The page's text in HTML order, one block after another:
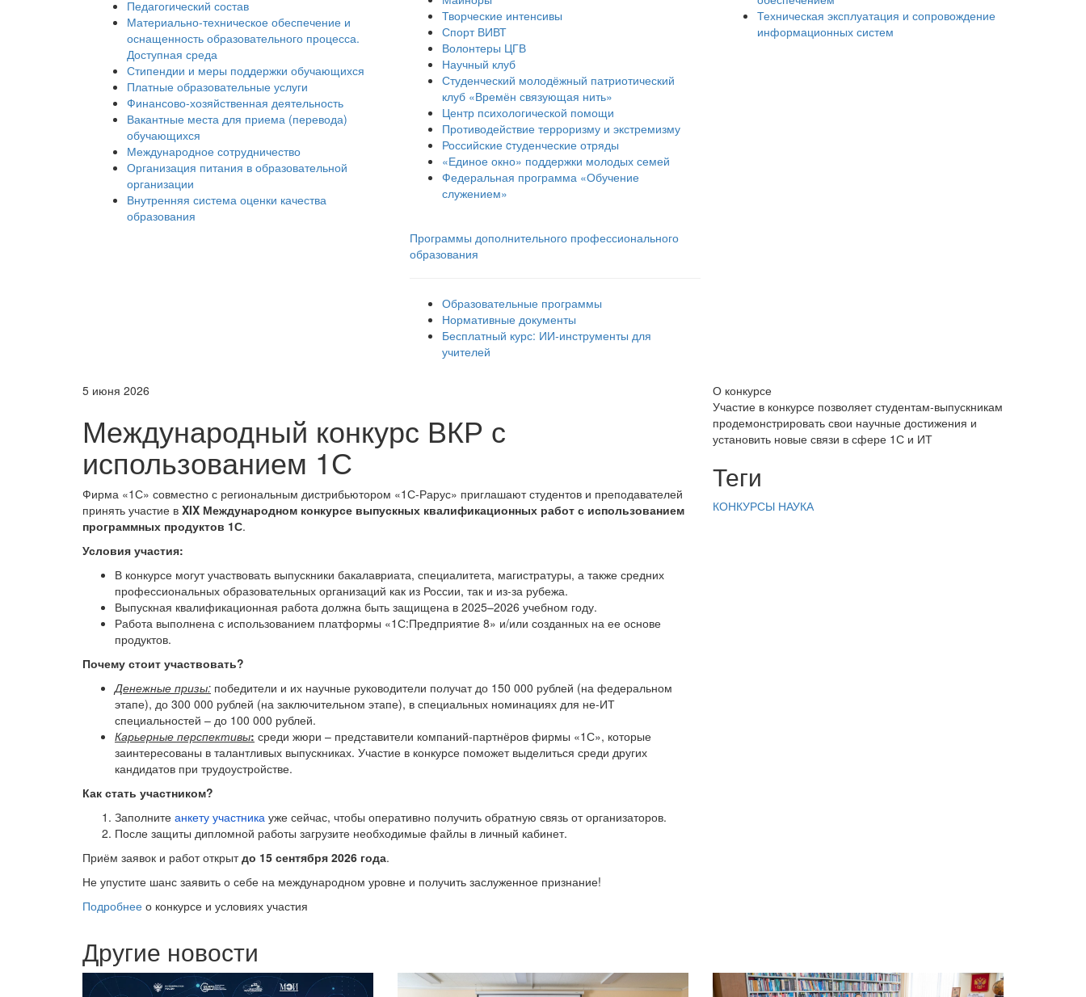
Педагогический состав
Материально-техническое обеспечение и
оснащенность образовательного процесса.
Доступная среда
Стипендии и меры поддержки обучающихся
Платные образовательные услуги
Финансово-хозяйственная деятельность
Вакантные места для приема (перевода)
обучающихся
Международное сотрудничество
Организация питания в образовательной
организации
Внутренняя система оценки качества
образования
Творческие интенсивы
Спорт ВИВТ
Волонтеры ЦГВ
Научный клуб
Студенческий молодёжный патриотический
клуб «Времён связующая нить»
Центр психологической помощи
Противодействие терроризму и экстремизму
Российские cтуденческие отряды
«Единое окно» поддержки молодых семей
Федеральная программа «Обучение
служением»
Программы дополнительного профессионального
образования
Образовательные программы
Нормативные документы
Бесплатный курс: ИИ‑инструменты для
учителей
Техническая эксплуатация и сопровождение
информационных систем
5 июня 2026
Международный конкурс ВКР с
использованием 1С
Фирма «1С» совместно с региональным дистрибьютором «1С-Рарус» приглашают студентов и преподавателей
принять участие в XIX Международном конкурсе выпускных квалификационных работ с использованием
программных продуктов 1С.
Условия участия:
В конкурсе могут участвовать выпускники бакалавриата, специалитета, магистратуры, а также средних
профессиональных образовательных организаций как из России, так и из-за рубежа.
Выпускная квалификационная работа должна быть защищена в 2025–2026 учебном году.
Работа выполнена с использованием платформы «1С:Предприятие 8» и/или созданных на ее основе
продуктов.
Почему стоит участвовать?
Денежные призы: победители и их научные руководители получат до 150 000 рублей (на федеральном
этапе), до 300 000 рублей (на заключительном этапе), в специальных номинациях для не-ИТ
специальностей – до 100 000 рублей.
Карьерные перспективы: среди жюри – представители компаний-партнёров фирмы «1С», которые
заинтересованы в талантливых выпускниках. Участие в конкурсе поможет выделиться среди других
кандидатов при трудоустройстве.
Как стать участником?
Заполните анкету участника уже сейчас, чтобы оперативно получить обратную связь от организаторов.
После защиты дипломной работы загрузите необходимые файлы в личный кабинет.
Приём заявок и работ открытдо 15 сентября 2026 года.
Не упустите шанс заявить о себе на международном уровне и получить заслуженное признание!
Подробнее о конкурсе и условиях участия
О конкурсе
Участие в конкурсе позволяет студентам‑выпускникам
продемонстрировать свои научные достижения и
установить новые связи в сфере 1С и ИТ
Теги
КОНКУРСЫ НАУКА
Другие новости